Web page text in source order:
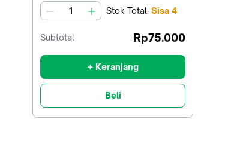
jumlah Stok Total: Sisa 4
Subtotal Rp75.000
+ Keranjang
Beli